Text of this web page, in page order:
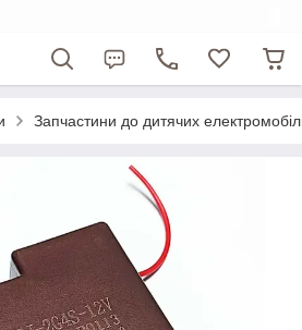
Запчастини до дитячих